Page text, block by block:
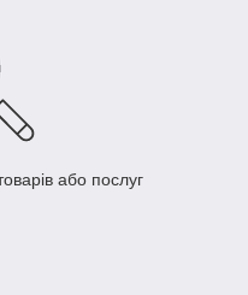
сообщите об этом
к заказу.
або послуг